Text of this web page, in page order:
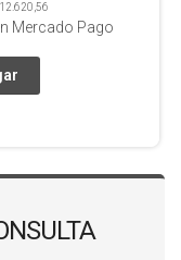
Mercado Pago